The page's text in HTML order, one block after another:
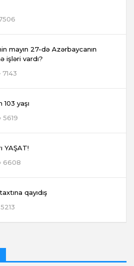
mayın 27-də Azərbaycanın
işləri vardı?
7143
yaşı
5619
YAŞAT!
6608
qayıdış
5213